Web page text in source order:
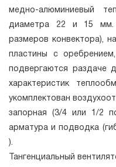
медно-алюминиевый
диаметра 22 и 15 мм.
размеров конвектора),
пластины с
подвергаются раздаче
характеристик
укомплектован
запорная (3/4 или 1/2
арматура и подводка
).
Тангенциальный